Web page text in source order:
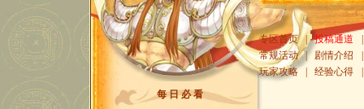
专区首页 投稿通道
常规活动
剧情介绍
玩家攻略
经验心得
每 日 必 看